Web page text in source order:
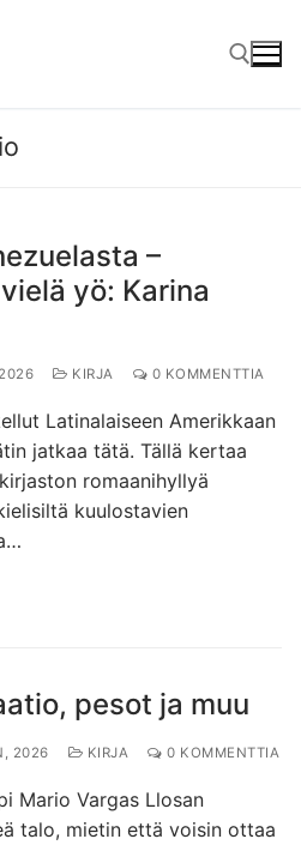
–
yö: Karina
KIRJA 0 KOMMENTTIA
Latinalaiseen Amerikkaan
jatkaa tätä. Tällä kertaa
romaanihyllyä
kuulostavien
pesot ja muu
2026 KIRJA 0 KOMMENTTIA
Mario Vargas Llosan
talo, mietin että voisin ottaa